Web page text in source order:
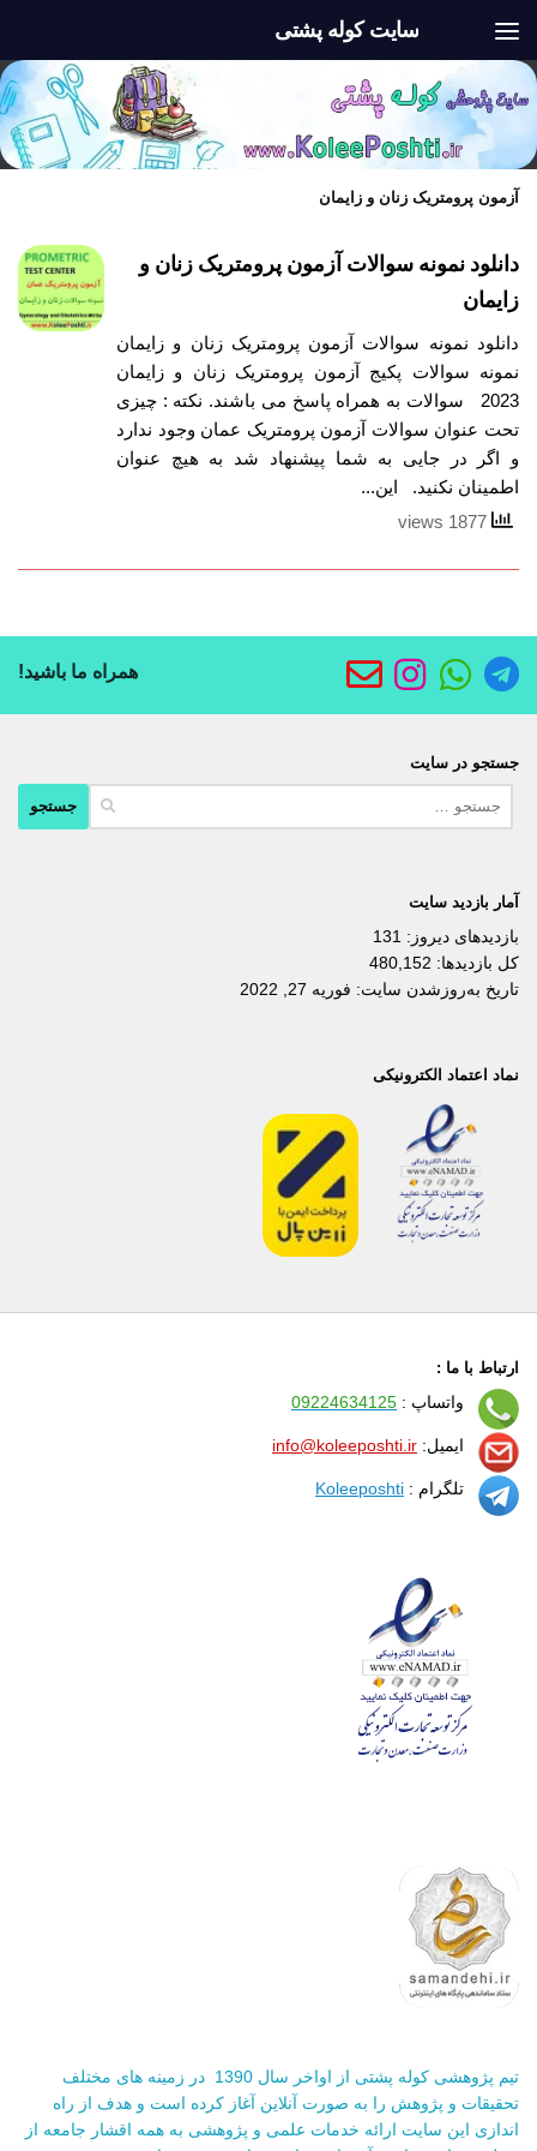
سایت کوله پشتی
آزمون پرومتریک زنان و زایمان
دانلود نمونه سوالات آزمون پرومتریک زنان و
زایمان
دانلود نمونه سوالات آزمون پرومتریک زنان و زایمان
نمونه سوالات پکیج آزمون پرومتریک زنان و زایمان
2023 سوالات به همراه پاسخ می باشند. نکته : چیزی
تحت عنوان سوالات آزمون پرومتریک عمان وجود ندارد
و اگر در جایی به شما پیشنهاد شد به هیچ عنوان
اطمینان نکنید. این...
همراه ما باشید!
جستجو در سایت
آمار بازدید سایت
بازدیدهای دیروز: 131
کل بازدیدها: 480,152
تاریخ به‌روزشدن سایت: فوریه 27, 2022
نماد اعتماد الکترونیکی
ارتباط با ما :
واتساپ : 09224634125
ایمیل: info@koleeposhti.ir
تلگرام : Koleeposhti
تیم پژوهشی کوله پشتی از اواخر سال 1390 در زمینه های مختلف
تحقیقات و پژوهش را به صورت آنلاین آغاز کرده است و هدف از راه
اندازی این سایت ارائه خدمات علمی و پژوهشی به همه اقشار جامعه از